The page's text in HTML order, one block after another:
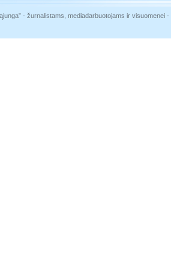
- žurnalistams, mediadarbuotojams ir visuomenei